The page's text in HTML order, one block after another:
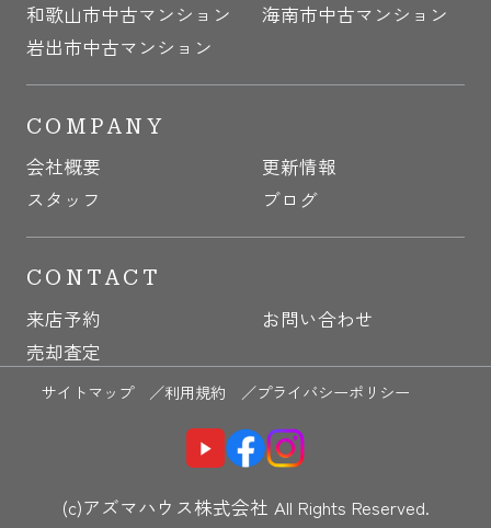
和歌山市中古マンション
海南市中古マンション
岩出市中古マンション
COMPANY
会社概要
更新情報
スタッフ
ブログ
CONTACT
来店予約
お問い合わせ
売却査定
サイトマップ ／利用規約 ／プライバシーポリシー
(c)アズマハウス株式会社 All Rights Reserved.